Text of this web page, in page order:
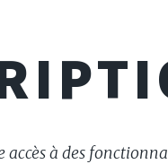
à des